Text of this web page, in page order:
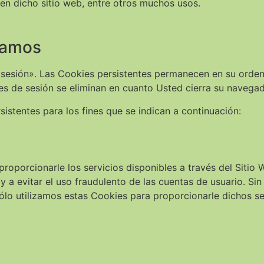
dicho sitio web, entre otros muchos usos.
Las Cookies persistentes permanecen en su
de sesión se eliminan en cuanto Usted cierra su
para los fines que se indican a continuación:
los servicios disponibles a través del Sitio
a evitar el uso fraudulento de las cuentas de usuario.
utilizamos estas Cookies para proporcionarle dichos